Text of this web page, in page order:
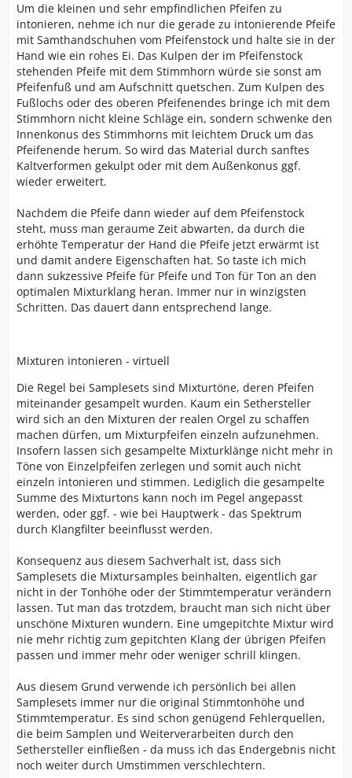
Um die kleinen und sehr empfindlichen Pfeifen zu
intonieren, nehme ich nur die gerade zu intonierende Pfeife
mit Samthandschuhen vom Pfeifenstock und halte sie in der
Hand wie ein rohes Ei. Das Kulpen der im Pfeifenstock
stehenden Pfeife mit dem Stimmhorn würde sie sonst am
Pfeifenfuß und am Aufschnitt quetschen. Zum Kulpen des
Fußlochs oder des oberen Pfeifenendes bringe ich mit dem
Stimmhorn nicht kleine Schläge ein, sondern schwenke den
Innenkonus des Stimmhorns mit leichtem Druck um das
Pfeifenende herum. So wird das Material durch sanftes
Kaltverformen gekulpt oder mit dem Außenkonus ggf.
wieder erweitert.
Nachdem die Pfeife dann wieder auf dem Pfeifenstock
steht, muss man geraume Zeit abwarten, da durch die
erhöhte Temperatur der Hand die Pfeife jetzt erwärmt ist
und damit andere Eigenschaften hat. So taste ich mich
dann sukzessive Pfeife für Pfeife und Ton für Ton an den
optimalen Mixturklang heran. Immer nur in winzigsten
Schritten. Das dauert dann entsprechend lange.
Mixturen intonieren - virtuell
Die Regel bei Samplesets sind Mixturtöne, deren Pfeifen
miteinander gesampelt wurden. Kaum ein Sethersteller
wird sich an den Mixturen der realen Orgel zu schaffen
machen dürfen, um Mixturpfeifen einzeln aufzunehmen.
Insofern lassen sich gesampelte Mixturklänge nicht mehr in
Töne von Einzelpfeifen zerlegen und somit auch nicht
einzeln intonieren und stimmen. Lediglich die gesampelte
Summe des Mixturtons kann noch im Pegel angepasst
werden, oder ggf. - wie bei Hauptwerk - das Spektrum
durch Klangfilter beeinflusst werden.
Konsequenz aus diesem Sachverhalt ist, dass sich
Samplesets die Mixtursamples beinhalten, eigentlich gar
nicht in der Tonhöhe oder der Stimmtemperatur verändern
lassen. Tut man das trotzdem, braucht man sich nicht über
unschöne Mixturen wundern. Eine umgepitchte Mixtur wird
nie mehr richtig zum gepitchten Klang der übrigen Pfeifen
passen und immer mehr oder weniger schrill klingen.
Aus diesem Grund verwende ich persönlich bei allen
Samplesets immer nur die original Stimmtonhöhe und
Stimmtemperatur. Es sind schon genügend Fehlerquellen,
die beim Samplen und Weiterverarbeiten durch den
Sethersteller einfließen - da muss ich das Endergebnis nicht
noch weiter durch Umstimmen verschlechtern.